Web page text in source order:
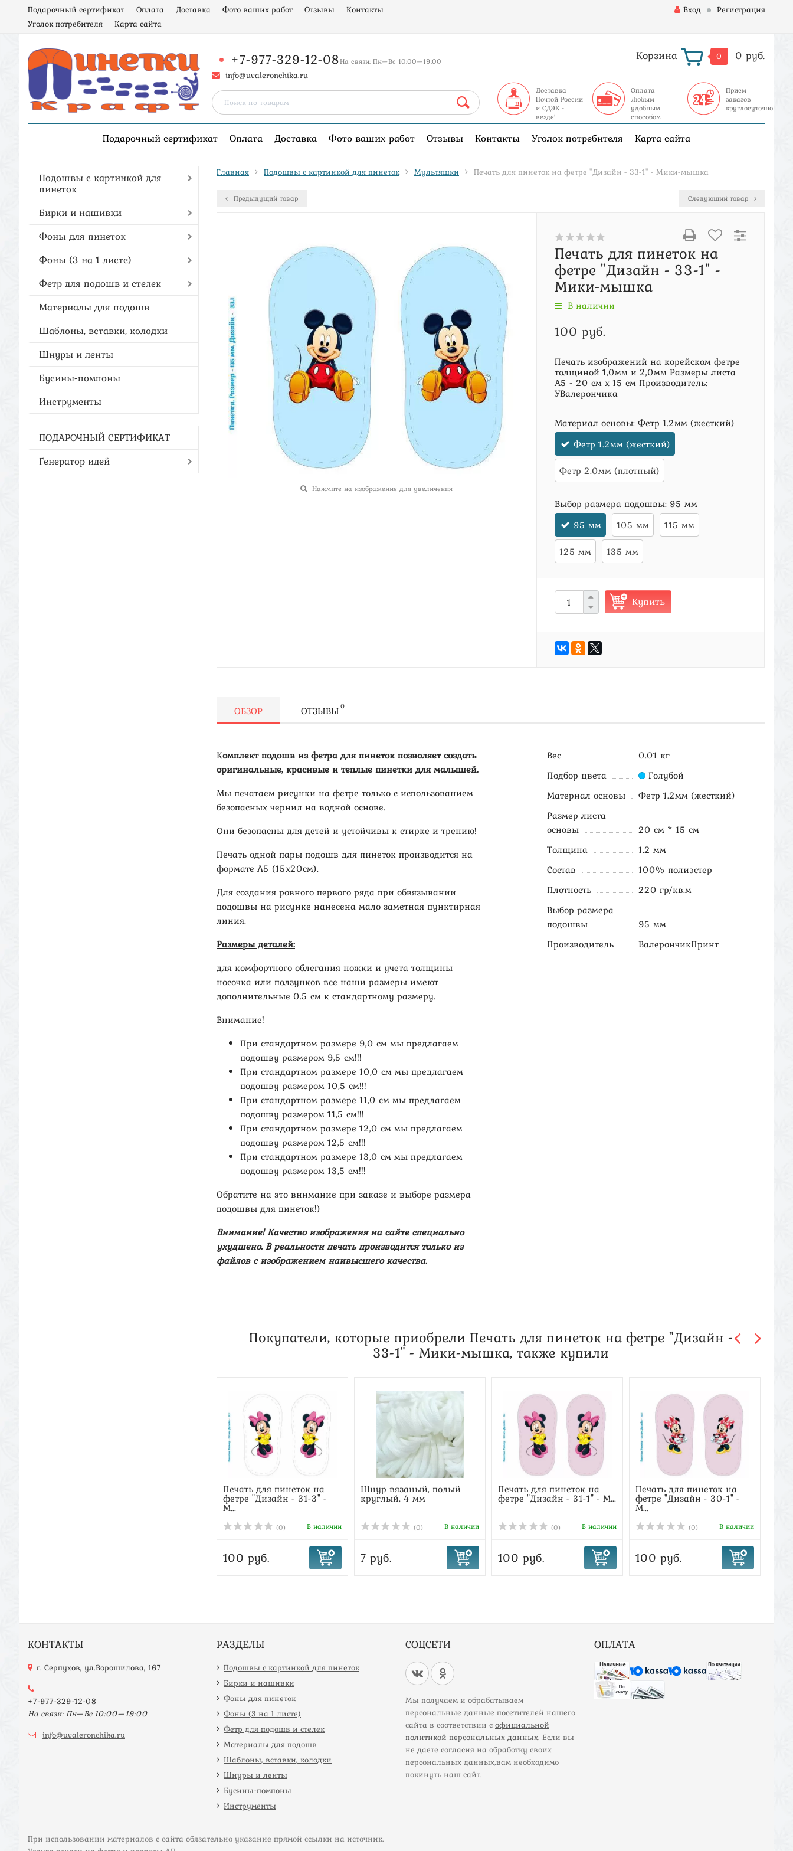
Подарочный сертификат Оплата Доставка Фото ваших работ Отзывы
Контакты
Уголок потребителя
Карта сайта
Вход Регистрация
+7-977-329-12-08На связи: Пн—Вс 10:00—19:00
info@uvaleronchika.ru
Корзина 0 0 руб.
Доставка
Почтой России
и СДЭК -
везде!
Оплата
Любым
удобным
способом
Прием
заказов
круглосуточно
Подарочный сертификат Оплата Доставка Фото ваших работ Отзывы Контакты Уголок потребителя Карта сайта
Подошвы с картинкой для
пинеток
Бирки и нашивки
Фоны для пинеток
Фоны (3 на 1 листе)
Фетр для подошв и стелек
Материалы для подошв
Шаблоны, вставки, колодки
Шнуры и ленты
Бусины-помпоны
Инструменты
ПОДАРОЧНЫЙ СЕРТИФИКАТ
Генератор идей
Главная Подошвы с картинкой для пинеток Мультяшки Печать для пинеток на фетре "Дизайн - 33-1" - Мики-мышка
Предыдущий товар Следующий товар
Нажмите на изображение для увеличения
Печать для пинеток на
фетре "Дизайн - 33-1" -
Мики-мышка
В наличии
100 руб.
Печать изображений на корейском фетре
толщиной 1,0мм и 2,0мм Размеры листа
А5 - 20 см х 15 см Производитель:
УВалерончика
Материал основы: Фетр 1.2мм (жесткий)
Фетр 1.2мм (жесткий)
Фетр 2.0мм (плотный)
Выбор размера подошвы: 95 мм
95 мм
105 мм
115 мм
125 мм
135 мм
Купить
ОБЗОР ОТЗЫВЫ0
Комплект подошв из фетра для пинеток позволяет создать
оригинальные, красивые и теплые пинетки для малышей.
Мы печатаем рисунки на фетре только с использованием
безопасных чернил на водной основе.
Они безопасны для детей и устойчивы к стирке и трению!
Печать одной пары подошв для пинеток производится на
формате А5 (15х20см).
Для создания ровного первого ряда при обвязывании
подошвы на рисунке нанесена мало заметная пунктирная
линия.
Размеры деталей:
для комфортного облегания ножки и учета толщины
носочка или ползунков все наши размеры имеют
дополнительные 0.5 см к стандартному размеру.
Внимание!
При стандартном размере 9,0 см мы предлагаем
подошву размером 9,5 см!!!
При стандартном размере 10,0 см мы предлагаем
подошву размером 10,5 см!!!
При стандартном размере 11,0 см мы предлагаем
подошву размером 11,5 см!!!
При стандартном размере 12,0 см мы предлагаем
подошву размером 12,5 см!!!
При стандартном размере 13,0 см мы предлагаем
подошву размером 13,5 см!!!
Обратите на это внимание при заказе и выборе размера
подошвы для пинеток!)
Внимание! Качество изображения на сайте специально
ухудшено. В реальности печать производится только из
файлов с изображением наивысшего качества.
Вес
0.01 кг
Подбор цвета
Голубой
Материал основы
Фетр 1.2мм (жесткий)
Размер листа
основы
20 см * 15 см
Толщина
1.2 мм
Состав
100% полиэстер
Плотность
220 гр/кв.м
Выбор размера
подошвы
95 мм
Производитель
ВалерончикПринт
Покупатели, которые приобрели Печать для пинеток на фетре "Дизайн -
33-1" - Мики-мышка, также купили
Печать для пинеток на
фетре "Дизайн - 31-3" -
М...
(0) В наличии
100 руб.
Шнур вязаный, полый
круглый, 4 мм
(0) В наличии
7 руб.
Печать для пинеток на
фетре "Дизайн - 31-1" - М...
(0) В наличии
100 руб.
Печать для пинеток на
фетре "Дизайн - 30-1" -
М...
(0) В наличии
100 руб.
КОНТАКТЫ
г. Серпухов, ул.Ворошилова, 167
+7-977-329-12-08
На связи: Пн—Вс 10:00—19:00
info@uvaleronchika.ru
РАЗДЕЛЫ
Подошвы с картинкой для пинеток
Бирки и нашивки
Фоны для пинеток
Фоны (3 на 1 листе)
Фетр для подошв и стелек
Материалы для подошв
Шаблоны, вставки, колодки
Шнуры и ленты
Бусины-помпоны
Инструменты
СОЦСЕТИ
Мы получаем и обрабатываем
персональные данные посетителей нашего
сайта в соответствии с официальной
политикой персональных данных. Если вы
не даете согласия на обработку своих
персональных данных,вам необходимо
покинуть наш сайт.
ОПЛАТА
При использовании материалов с сайта обязательно указание прямой ссылки на источник.